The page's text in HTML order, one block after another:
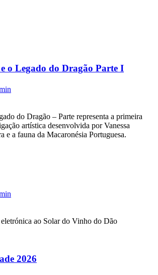
o Legado do Dragão Parte I
do Dragão – Parte representa a primeira
artística desenvolvida por Vanessa
e a fauna da Macaronésia Portuguesa.
ao Solar do Vinho do Dão
2026